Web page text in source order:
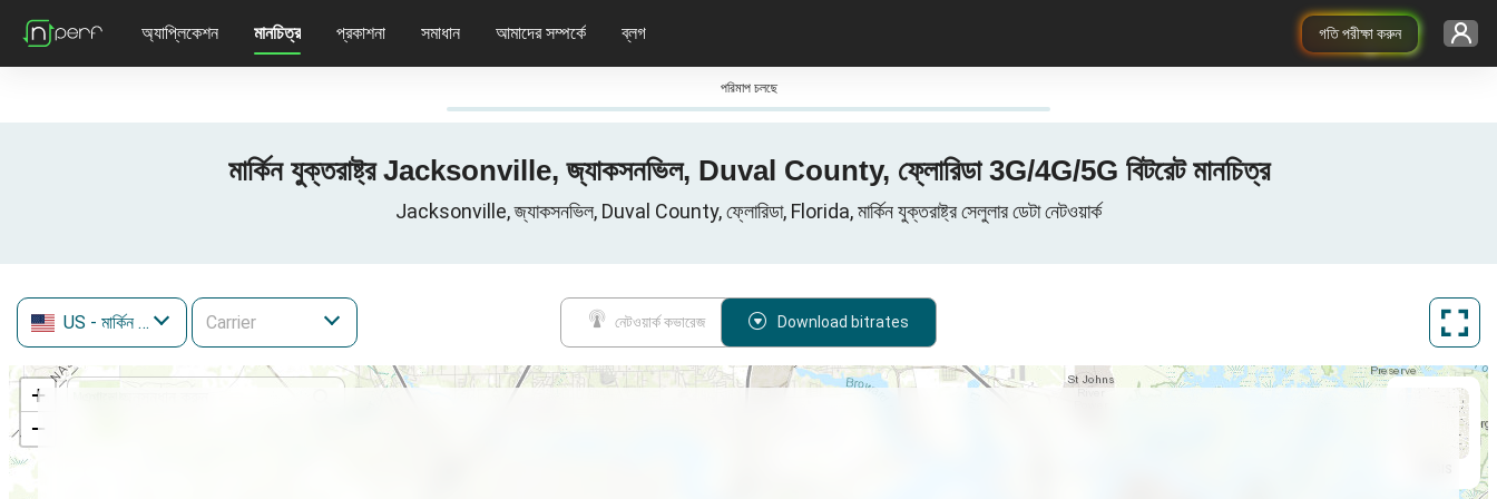
গতি পরীক্ষা করুন
অ্যাপ্লিকেশন মানচিত্র প্রকাশনা সমাধান আমাদের সম্পর্কে ব্লগ
পরিমাপ চলছে
মার্কিন যুক্তরাষ্ট্র Jacksonville, জ্যাকসনভিল, Duval County, ফ্লোরিডা 3G/4G/5G বিটরেট মানচিত্র
Jacksonville, জ্যাকসনভিল, Duval County, ফ্লোরিডা, Florida, মার্কিন যুক্তরাষ্ট্র সেলুলার ডেটা নেটওয়ার্ক
US - মার্কিন যুক্তরাষ্ট্র নেটওয়ার্ক কভারেজ Download bitrates
+
−